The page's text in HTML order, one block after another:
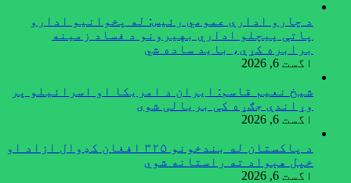
د چارو ادارې عمومي رئیس: له پخوانیو ادارو
پاتې پيچلو اداري بهیرونو د فساد زمینه
برابره کړې، باید ساده شي
اگست 6, 2026
شیخ نعیم قاسم: ایران د امریکا او اسرائیلو پر
وړاندې جګړه کې بریالی شوی
اگست 6, 2026
د پاکستان له بندخونو ۳۲۵ افغان کډوال ازاد او
خپل هېواد ته راستانه شوي
اگست 6, 2026